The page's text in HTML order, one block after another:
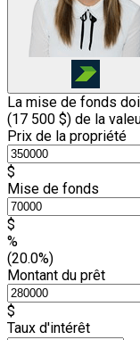
La mise de fonds
(17 500 $) de la
Prix de la propriété
$
Mise de fonds
$
%
(20.0%)
Montant du prêt
$
Taux d'intérêt